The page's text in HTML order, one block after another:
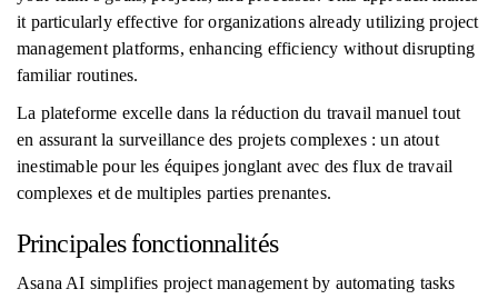
it particularly effective for organizations already utilizing project
management platforms, enhancing efficiency without disrupting
familiar routines.
La plateforme excelle dans la réduction du travail manuel tout
en assurant la surveillance des projets complexes : un atout
inestimable pour les équipes jonglant avec des flux de travail
complexes et de multiples parties prenantes.
Principales fonctionnalités
Asana AI simplifies project management by automating tasks